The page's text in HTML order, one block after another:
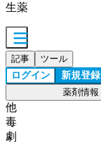
生薬
記事 ツール
ログイン 新規登録
薬剤情報
他
毒
劇